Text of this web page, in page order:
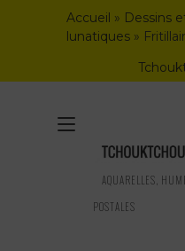
Accueil » Dessins
lunatiques »
AQUARELLES,
POSTALES
Toggle
navigation